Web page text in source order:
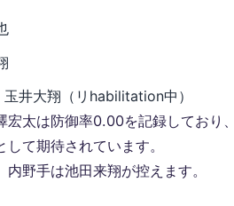
玉井大翔（リhabilitation中）
宏太は防御率0.00を記録しており
て期待されています。
野手は池田来翔が控えます。